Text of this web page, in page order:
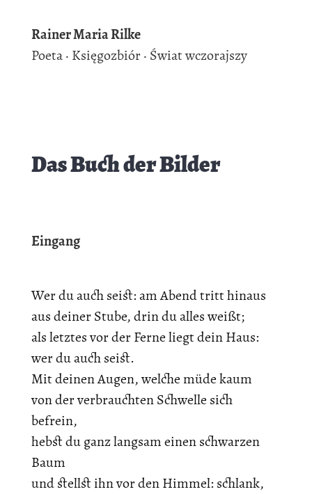
Rainer Maria Rilke
Poeta · Księgozbiór · Świat wczorajszy
Das Buch der Bilder
Eingang
Wer du auch seist: am Abend tritt hinaus
aus deiner Stube, drin du alles weißt;
als letztes vor der Ferne liegt dein Haus:
wer du auch seist.
Mit deinen Augen, welche müde kaum
von der verbrauchten Schwelle sich
befrein,
hebst du ganz langsam einen schwarzen
Baum
und stellst ihn vor den Himmel: schlank,